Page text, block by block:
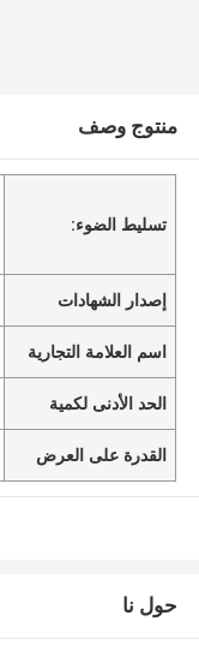
منتوج وصف
تسليط الضوء:
إصدار الشهادات
اسم العلامة التجارية
الحد الأدنى لكمية
القدرة على العرض
حول نا